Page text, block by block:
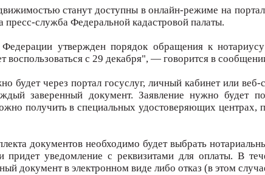
станут доступны в онлайн-режиме на
служба Федеральной кадастровой палаты.
утвержден порядок обращения к
с 29 декабря", — говорится в
будет через портал госуслуг, личный кабинет или
заверенный документ. Заявление нужно будет
получить в специальных удостоверяющих центрах,
документов необходимо будет выбрать
придет уведомление с реквизитами для оплаты. В
документ в электронном виде либо отказ (в этом